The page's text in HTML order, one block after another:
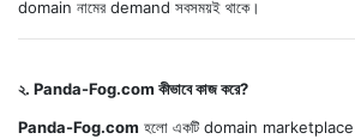
domain নামের demand সবসময়ই থাকে।
২. Panda-Fog.com কীভাবে কাজ করে?
Panda-Fog.com হলো একটি domain marketplace